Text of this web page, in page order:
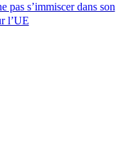
pas s’immiscer dans son
l’UE